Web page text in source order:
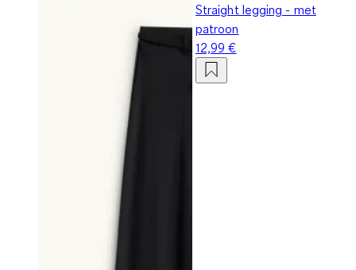
Straight legging - met
patroon
12,99 €